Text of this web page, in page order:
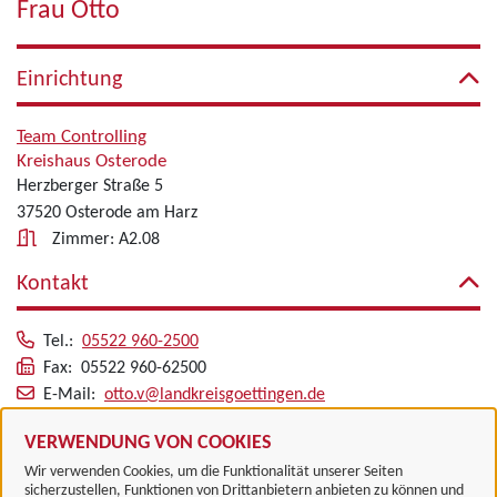
VERWENDUNG VON COOKIES
Wir verwenden Cookies, um die Funktionalität unserer Seiten
sicherzustellen, Funktionen von Drittanbietern anbieten zu können und
Frau Otto
Einrichtung
Team Controlling
Kreishaus Osterode
Herzberger Straße 5
37520 Osterode am Harz
Zimmer: A2.08
Kontakt
Tel.: 05522 960-2500
Fax: 05522 960-62500
E-Mail: otto.v@landkreisgoettingen.de
Alle zugeordneten Einrichtungen